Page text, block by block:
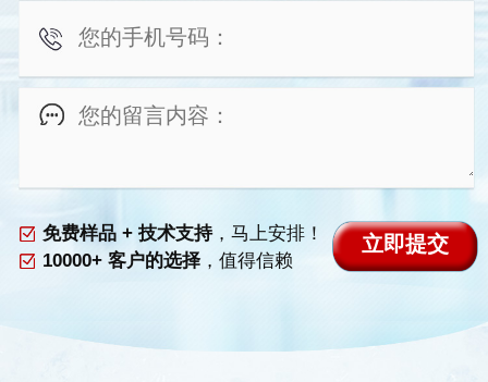
免费样品 + 技术支持，马上安排！
10000+ 客户的选择，值得信赖